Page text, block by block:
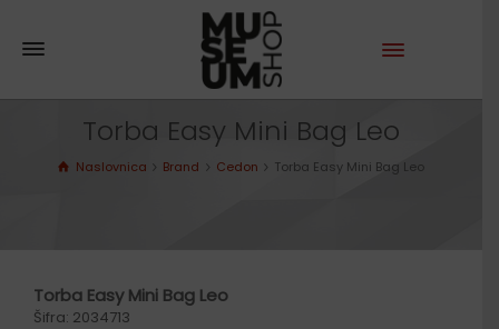
Torba Easy Mini Bag Leo
Naslovnica Brand Cedon Torba Easy Mini Bag Leo
Torba Easy Mini Bag Leo
Šifra: 2034713